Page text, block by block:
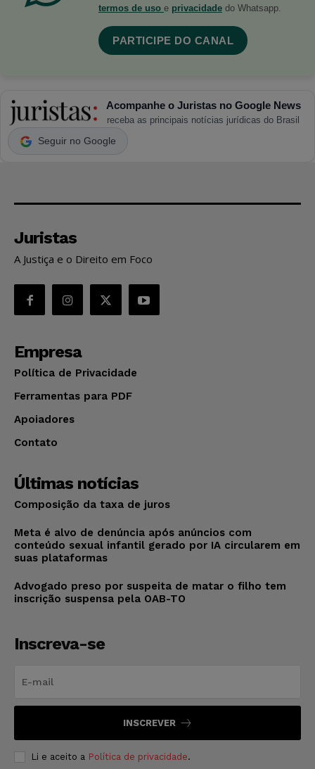
termos de uso e privacidade do Whatsapp.
PARTICIPE DO CANAL
Acompanhe o Juristas no Google News
receba as principais notícias jurídicas do Brasil
Seguir no Google
Juristas
A Justiça e o Direito em Foco
Empresa
Política de Privacidade
Ferramentas para PDF
Apoiadores
Contato
Últimas notícias
Composição da taxa de juros
Meta é alvo de denúncia após anúncios com
conteúdo sexual infantil gerado por IA circularem em
suas plataformas
Advogado preso por suspeita de matar o filho tem
inscrição suspensa pela OAB-TO
Inscreva-se
INSCREVER
Li e aceito a Política de privacidade.